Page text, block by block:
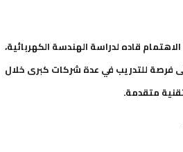
قاده لدراسة الهندسة الكهربائية،
فرصة للتدريب في عدة شركات كبرى خلال
متقدمة.